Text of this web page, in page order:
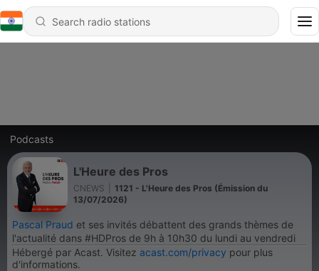
Podcasts
L'Heure des Pros
CNEWS
1121 - L'Heure des Pros (Émission du
13/07/2026)
Pascal Praud et ses invités débattent des grands thèmes de
l'actualité dans #HDPros de 9h à 10h30 du lundi au vendredi
Hébergé par Acast. Visitez acast.com/privacy pour plus
d'informations.